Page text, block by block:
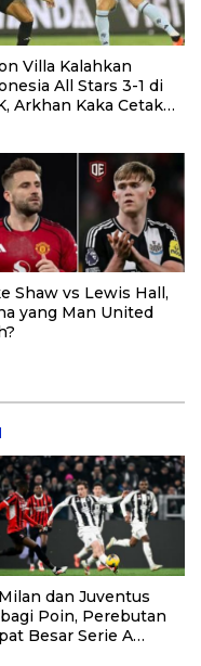
Villa Kalahkan
All Stars 3-1 di
Arkhan Kaka Cetak
Shaw vs Lewis Hall,
yang Man United
dan Juventus
Poin, Perebutan
Besar Serie A